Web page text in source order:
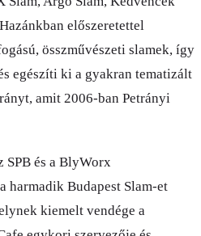
előszeretettel
összművészeti slamek, így
egészíti ki a gyakran tematizált
amit 2006-ban Petrányi
SPB és a BlyWorx
harmadik Budapest Slam-et
kiemelt vendége a